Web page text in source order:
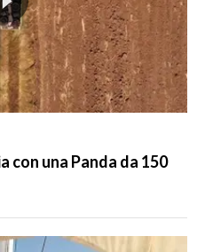
con una Panda da 150